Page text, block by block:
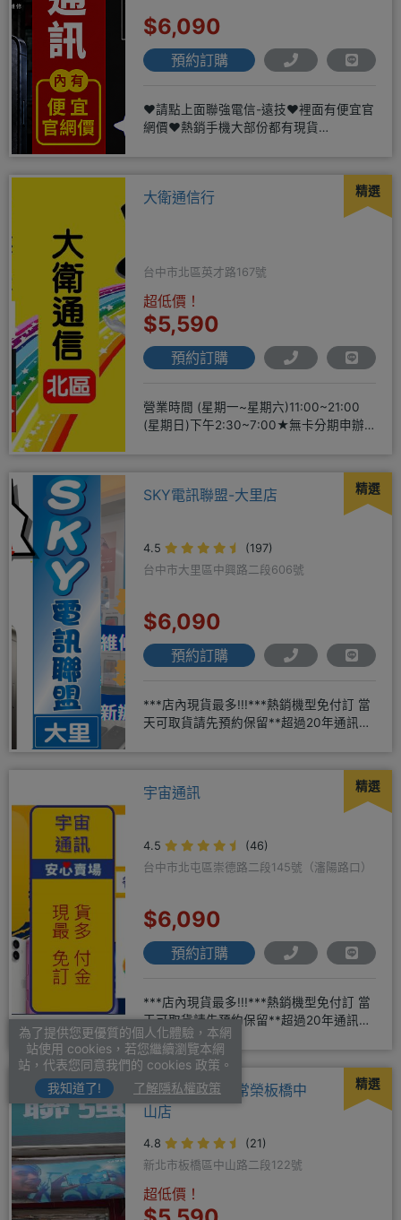
$6,090
預約訂購
❤️請點上面聯強電信-遠技❤️裡面有便宜官
網價❤️熱銷手機大部份都有現貨
精選
大衛通信行
台中市北區英才路167號
超低價！
$5,590
預約訂購
營業時間 (星期一~星期六)11:00~21:00
(星期日)下午2:30~7:00★無卡分期申辦
精選
SKY電訊聯盟-大里店
4.5
(197)
台中市大里區中興路二段606號
$6,090
預約訂購
***店內現貨最多!!!***熱銷機型免付訂 當
天可取貨請先預約保留**超過20年通訊經
精選
宇宙通訊
4.5
(46)
台中市北屯區崇德路二段145號（瀋陽路口）
$6,090
預約訂購
***店內現貨最多!!!***熱銷機型免付訂 當
天可取貨請先預約保留**超過20年通訊經
驗2001年起
精選
聯強電信聯盟-常榮板橋中
山店
4.8
(21)
新北市板橋區中山路二段122號
超低價！
為了提供您更優質的個人化體驗，本網
站使用 cookies，若您繼續瀏覽本網
站，代表您同意我們的 cookies 政策。
我知道了!
了解隱私權政策